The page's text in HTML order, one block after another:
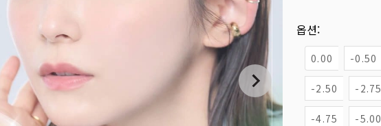
옵션:
0.00 -0.50
-2.50 -2.75
-4.75 -5.00